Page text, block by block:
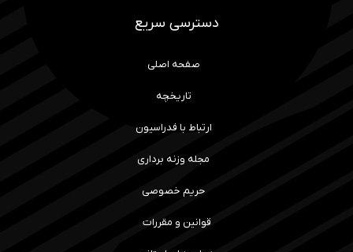
دسترسی سریع
صفحه اصلی
تاریخچه
ارتباط با فدراسیون
مجله وزنه برداری
حریم خصوصی
قوانین و مقررات